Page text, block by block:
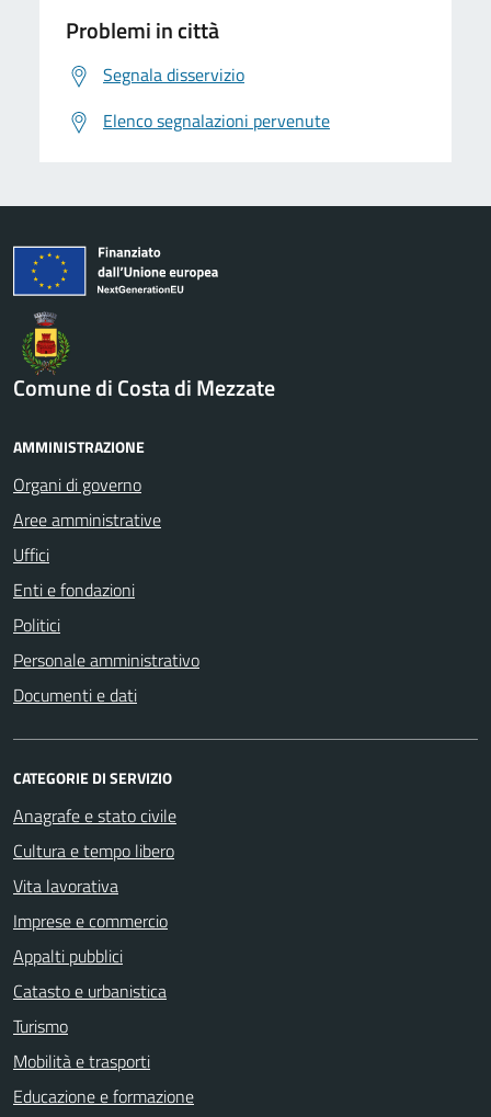
Problemi in città
Segnala disservizio
Elenco segnalazioni pervenute
Comune di Costa di Mezzate
AMMINISTRAZIONE
Organi di governo
Aree amministrative
Uffici
Enti e fondazioni
Politici
Personale amministrativo
Documenti e dati
CATEGORIE DI SERVIZIO
Anagrafe e stato civile
Cultura e tempo libero
Vita lavorativa
Imprese e commercio
Appalti pubblici
Catasto e urbanistica
Turismo
Mobilità e trasporti
Educazione e formazione